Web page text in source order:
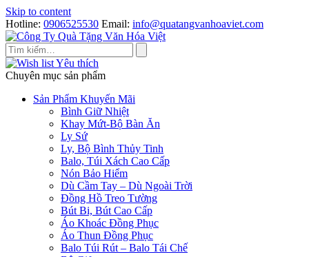
Skip to content
Hotline: 0906525530 Email: info@quatangvanhoaviet.com
Yêu thích
Chuyên mục sản phẩm
Sản Phẩm Khuyến Mãi
Bình Giữ Nhiệt
Khay Mứt-Bộ Bàn Ăn
Ly Sứ
Ly, Bộ Bình Thủy Tinh
Balo, Túi Xách Cao Cấp
Nón Bảo Hiểm
Dù Cầm Tay – Dù Ngoài Trời
Đồng Hồ Treo Tường
Bút Bi, Bút Cao Cấp
Áo Khoác Đồng Phục
Áo Thun Đồng Phục
Balo Túi Rút – Balo Tái Chế